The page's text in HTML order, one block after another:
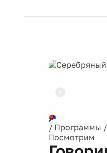
/ Программы /
Посмотрим